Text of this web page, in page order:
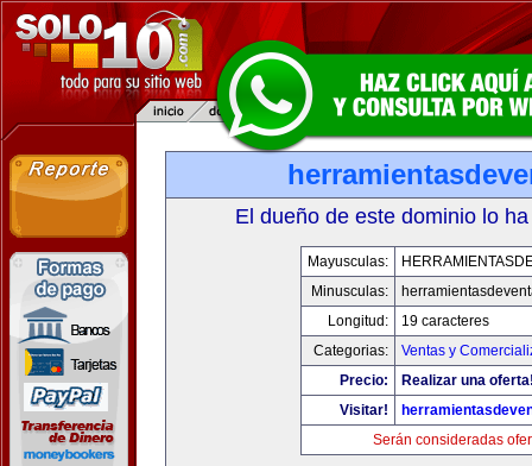
El dueño de este dominio lo
Mayusculas:
Minusculas:
Longitud:
19 caracteres
Categorias:
Ventas y
Precio:
Realizar una
Visitar!
Serán consideradas